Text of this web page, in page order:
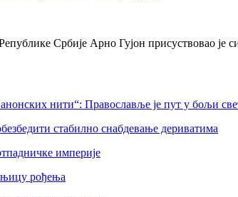
Србије Арно Гујон присуствовао
нити“: Православље је пут у бољи
стабилно снабдевање дериватима
империје
рођења